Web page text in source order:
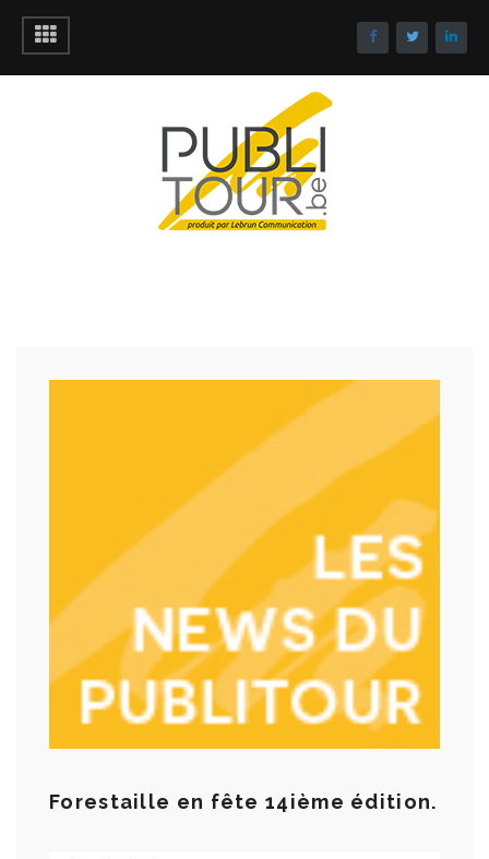
Forestaille en fête 14ième édition.